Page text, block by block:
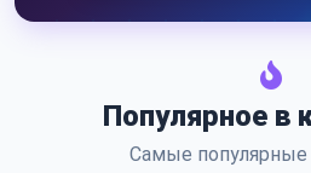
Популярное в
Самые популярные